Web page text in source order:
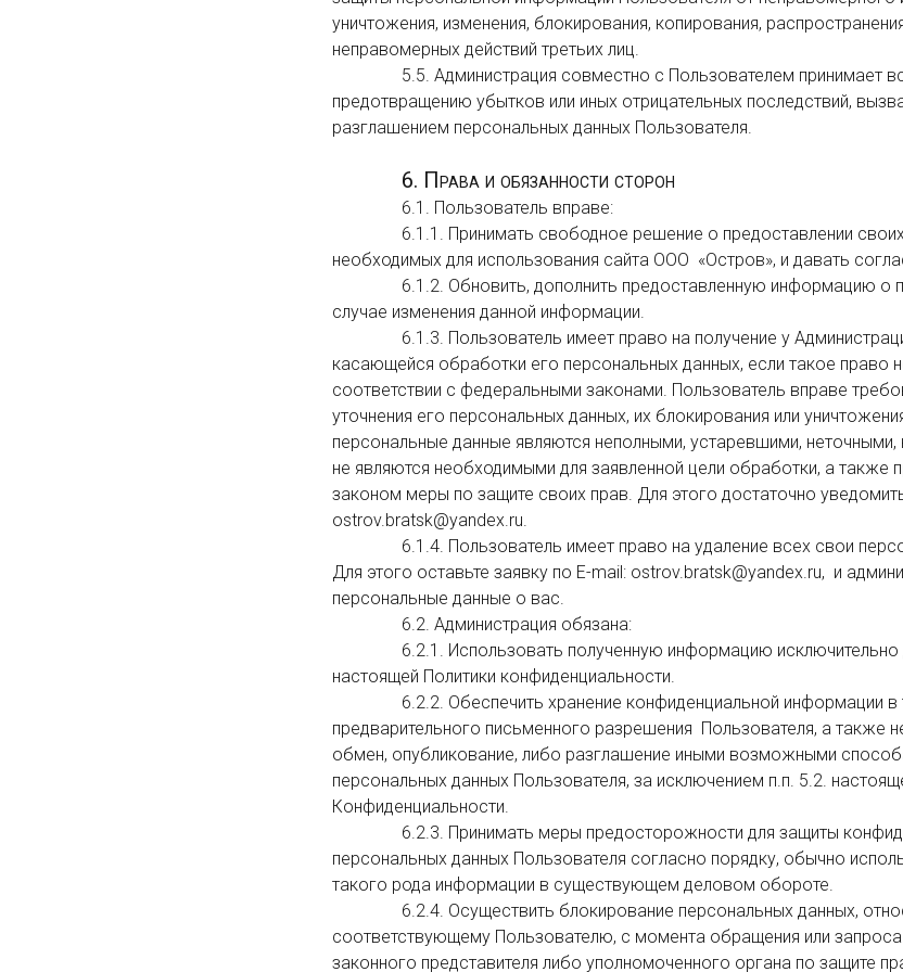
уничтожения, изменения, блокирования, копирования,
неправомерных действий третьих лиц.
предотвращению убытков или иных отрицательных последствий,
разглашением персональных данных Пользователя.
6. Права и обязанности сторон
необходимых для использования сайта ООО  «Остров», и давать
случае изменения данной информации.
касающейся обработки его персональных данных, если такое право
соответствии с федеральными законами. Пользователь вправе
уточнения его персональных данных, их блокирования или
персональные данные являются неполными, устаревшими, неточными,
не являются необходимыми для заявленной цели обработки, а также
законом меры по защите своих прав. Для этого достаточно
ostrov.bratsk@yandex.ru.
Для этого оставьте заявку по E-mail: ostrov.bratsk@yandex.ru,  и
персональные данные о вас.
настоящей Политики конфиденциальности.
предварительного письменного разрешения  Пользователя, а также
обмен, опубликование, либо разглашение иными возможными
персональных данных Пользователя, за исключением п.п. 5.2.
Конфиденциальности.
персональных данных Пользователя согласно порядку, обычно
такого рода информации в существующем деловом обороте.
соответствующему Пользователю, с момента обращения или запроса
законного представителя либо уполномоченного органа по защите